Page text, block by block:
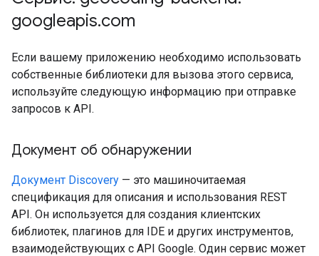
googleapis.com
Если вашему приложению необходимо использовать
собственные библиотеки для вызова этого сервиса,
используйте следующую информацию при отправке
запросов к API.
Документ об обнаружении
Документ Discovery — это машиночитаемая
спецификация для описания и использования REST
API. Он используется для создания клиентских
библиотек, плагинов для IDE и других инструментов,
взаимодействующих с API Google. Один сервис может